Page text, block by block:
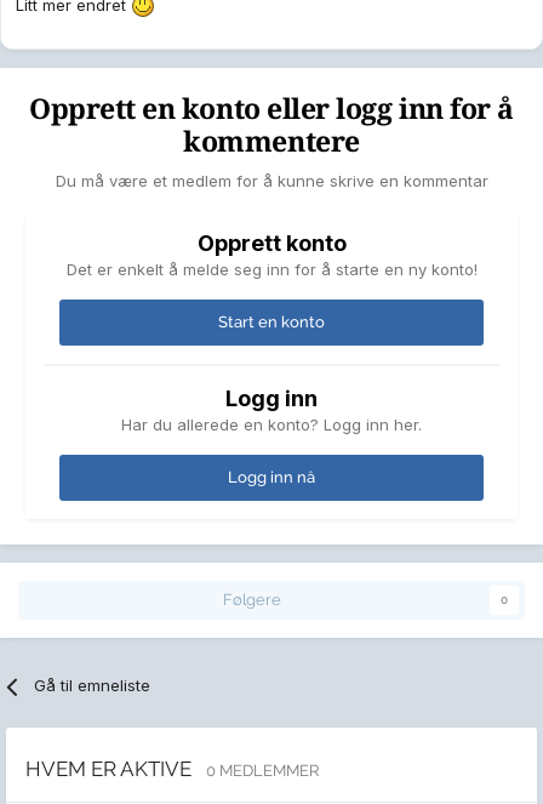
Litt mer endret
Opprett en konto eller logg inn for å
kommentere
Du må være et medlem for å kunne skrive en kommentar
Opprett konto
Det er enkelt å melde seg inn for å starte en ny konto!
Start en konto
Logg inn
Har du allerede en konto? Logg inn her.
Logg inn nå
Følgere 0
Gå til emneliste
HVEM ER AKTIVE 0 MEDLEMMER